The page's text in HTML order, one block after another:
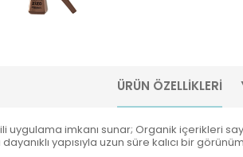
ÜRÜN ÖZELLIKLERI
uygulama imkanı sunar; Organik içerikleri
yapısıyla uzun süre kalıcı bir